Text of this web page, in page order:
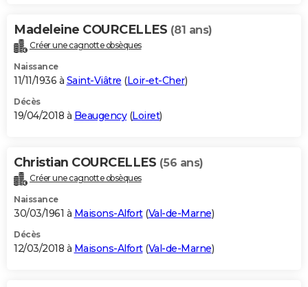
Madeleine COURCELLES (81 ans)
Créer une cagnotte obsèques
Naissance
11/11/1936 à Saint-Viâtre (Loir-et-Cher)
Décès
19/04/2018 à Beaugency(Loiret)
Christian COURCELLES (56 ans)
Créer une cagnotte obsèques
Naissance
30/03/1961 à Maisons-Alfort(Val-de-Marne)
Décès
12/03/2018 à Maisons-Alfort(Val-de-Marne)